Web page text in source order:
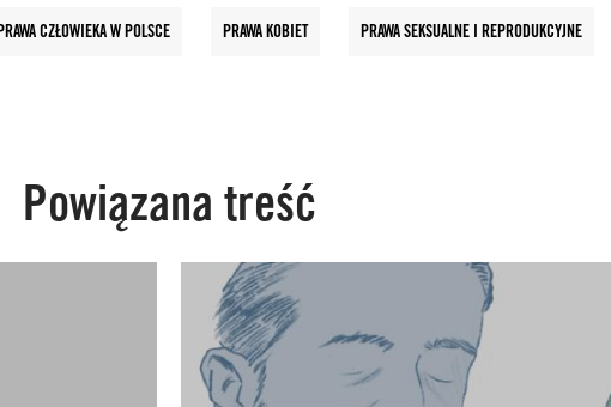
PRAWA CZŁOWIEKA W POLSCE PRAWA KOBIET PRAWA SEKSUALNE I REPRODU­KCYJNE
Powiązana treść